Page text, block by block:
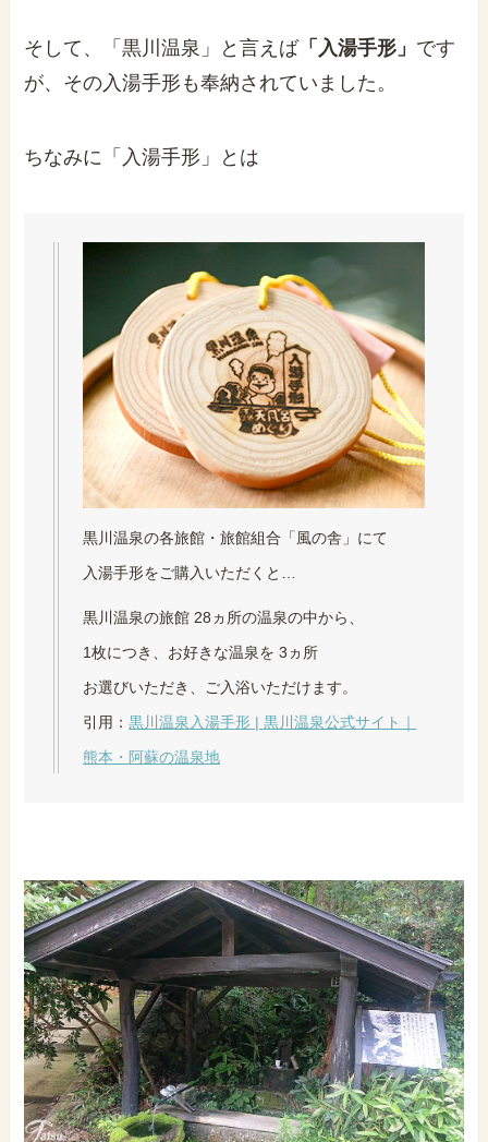
そして、「黒川温泉」と言えば「入湯手形」 です
が、その入湯手形も奉納されていました。
ちなみに「入湯手形」とは
黒川温泉の各旅館・旅館組合「風の舎」にて
入湯手形をご購入いただくと…
黒川温泉の旅館 28 ヵ所の温泉の中から、
1枚につき、お好きな温泉を 3 ヵ所
お選びいただき、ご入浴いただけます。
引用：黒川温泉入湯手形 | 黒川温泉公式サイト｜
熊本・阿蘇の温泉地